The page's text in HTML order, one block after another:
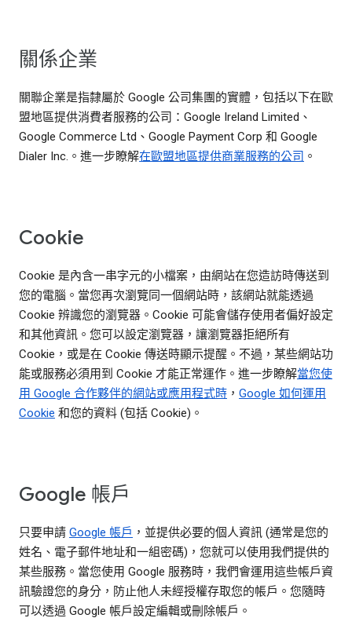
關係企業
關聯企業是指隸屬於 Google 公司集團的實體，包括以下在歐
盟地區提供消費者服務的公司：Google Ireland Limited、
Google Commerce Ltd、Google Payment Corp 和 Google
Dialer Inc.。進一步瞭解在歐盟地區提供商業服務的公司 。
Cookie
Cookie 是內含一串字元的小檔案，由網站在您造訪時傳送到
您的電腦。當您再次瀏覽同一個網站時，該網站就能透過
Cookie 辨識您的瀏覽器。Cookie 可能會儲存使用者偏好設定
和其他資訊。您可以設定瀏覽器，讓瀏覽器拒絕所有
Cookie，或是在 Cookie 傳送時顯示提醒。不過，某些網站功
能或服務必須用到 Cookie 才能正常運作。進一步瞭解當您使
用 Google 合作夥伴的網站或應用程式時 ， Google 如何運用
Cookie 和您的資料 (包括 Cookie)。
Google 帳戶
只要申請 Google 帳戶 ，並提供必要的個人資訊 (通常是您的
姓名、電子郵件地址和一組密碼)，您就可以使用我們提供的
某些服務。當您使用 Google 服務時，我們會運用這些帳戶資
訊驗證您的身分，防止他人未經授權存取您的帳戶。您隨時
可以透過 Google 帳戶設定編輯或刪除帳戶。